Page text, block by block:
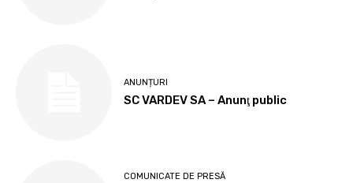
ANUNȚURI
SC VARDEV SA – Anunţ public
COMUNICATE DE PRESĂ